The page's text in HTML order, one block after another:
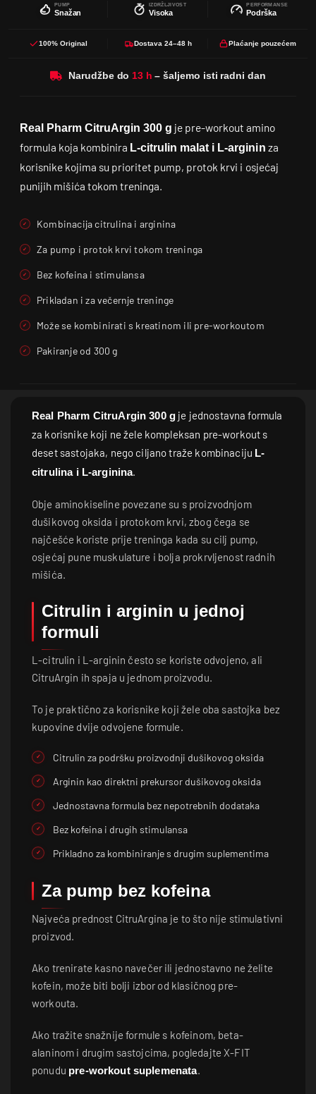
PUMP
Snažan
IZDRŽLJIVOST
Visoka
PERFORMANSE
Podrška
100% Original Dostava 24–48 h Plaćanje pouzećem
Narudžbe do
Real Pharm CitruArgin 300 g je pre-workout amino
formula koja kombinira L-citrulin malat i L-arginin za
korisnike kojima su prioritet pump, protok krvi i osjećaj
punijih mišića tokom treninga.
Kombinacija citrulina i arginina
Za pump i protok krvi tokom treninga
Bez kofeina i stimulansa
Prikladan i za večernje treninge
Može se kombinirati s kreatinom ili pre-workoutom
Pakiranje od 300 g
Real Pharm CitruArgin 300 g je jednostavna formula
za korisnike koji ne žele kompleksan pre-workout s
deset sastojaka, nego ciljano traže kombinaciju L-
citrulina i L-arginina
Obje aminokiseline povezane su s proizvodnjom
dušikovog oksida i protokom krvi, zbog čega se
najčešće koriste prije treninga kada su cilj pump,
osjećaj pune muskulature i bolja prokrvljenost radnih
mišića.
Citrulin i arginin u jednoj
formuli
L-citrulin i L-arginin često se koriste odvojeno, ali
CitruArgin ih spaja u jednom proizvodu.
To je praktično za korisnike koji žele oba sastojka bez
kupovine dvije odvojene formule.
Citrulin za podršku proizvodnji dušikovog oksida
Arginin kao direktni prekursor dušikovog oksida
Jednostavna formula bez nepotrebnih dodataka
Bez kofeina i drugih stimulansa
Prikladno za kombiniranje s drugim suplementima
Za pump bez kofeina
Najveća prednost CitruArgina je to što nije stimulativni
proizvod.
Ako trenirate kasno navečer ili jednostavno ne želite
kofein, može biti bolji izbor od klasičnog pre-
workouta.
Ako tražite snažnije formule s kofeinom, beta-
alaninom i drugim sastojcima, pogledajte X-FIT
ponudu pre-workout suplemenata